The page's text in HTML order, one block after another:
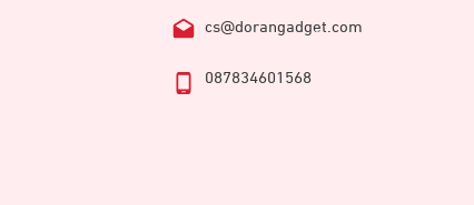
cs@dorangadget.com
087834601568